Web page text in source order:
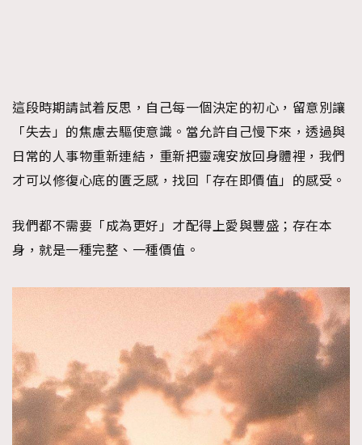
這段時期請試着反思，自己每一個決定的初心，留意別讓
「失去」的焦慮去驅使意識。當允許自己慢下來，透過與
日常的人事物重新連結，重新把靈魂安放回身體裡，我們
才可以修復心底的匱乏感，找回「存在即價值」的感受。
我們都不需要「成為更好」才配得上愛與豐盛；存在本
身，就是一種完整、一種價值。